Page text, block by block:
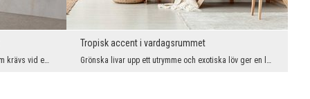
En känsla av klass och harmoni är allt som krävs vid en första anblick - en vägg täckt med ett su...
Tropisk accent i vardagsrummet
Grönska livar upp ett utrymme och exotiska löv ger en lugnande andedräkt av naturen. En väggmålni...